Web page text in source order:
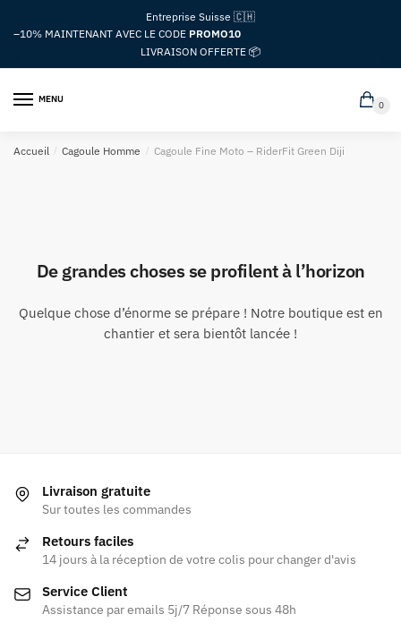
navigation
au
Entreprise Suisse 🇨🇭
–10% MAINTENANT AVEC LE CODE PROMO10
LIVRAISON OFFERTE 📦
MENU
0
Accueil / Cagoule Homme / Cagoule Fine Moto – RiderFit Green Diji
De grandes choses se profilent à l’horizon
Quelque chose d’énorme se prépare ! Notre boutique est en
chantier et sera bientôt lancée !
Livraison gratuite
Sur toutes les commandes
Retours faciles
14 jours à la réception de votre colis pour changer d'avis
Service Client
Assistance par emails 5j/7 Réponse sous 48h